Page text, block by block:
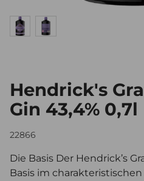
Hendrick's
Gin 43,4% 0,7l
22866
Die Basis Der Hendrick’s
Basis im